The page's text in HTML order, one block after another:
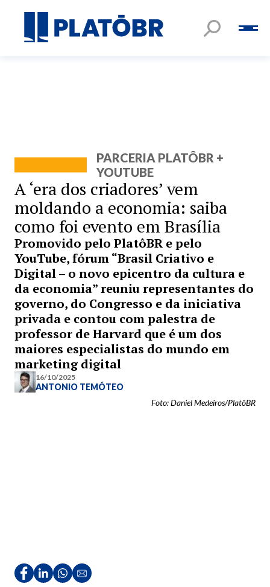
PARCERIA PLATÔBR +
YOUTUBE
A ‘era dos criadores’ vem
moldando a economia: saiba
como foi evento em Brasília
Promovido pelo PlatôBR e pelo
YouTube, fórum “Brasil Criativo e
Digital – o novo epicentro da cultura e
da economia” reuniu representantes do
governo, do Congresso e da iniciativa
privada e contou com palestra de
professor de Harvard que é um dos
maiores especialistas do mundo em
marketing digital
16/10/2025
ANTONIO TEMÓTEO
Foto: Daniel Medeiros/PlatôBR